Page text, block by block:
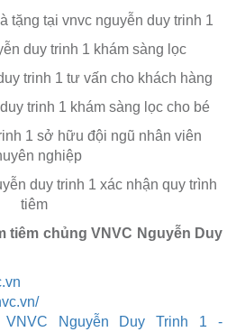
tiêm chủng VNVC Nguyễn Duy
VNVC Nguyễn Duy Trinh 1 -